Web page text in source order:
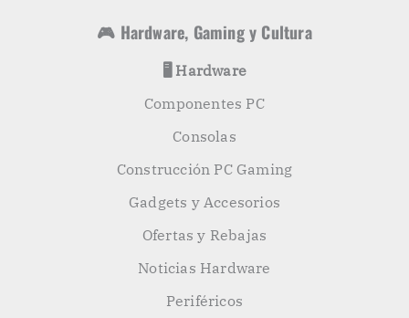
🎮 Hardware, Gaming y Cultura
🖥️ Hardware
Componentes PC
Consolas
Construcción PC Gaming
Gadgets y Accesorios
Ofertas y Rebajas
Noticias Hardware
Periféricos